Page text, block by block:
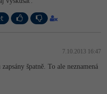
7.10.2013 16:47
špatně. To ale neznamená